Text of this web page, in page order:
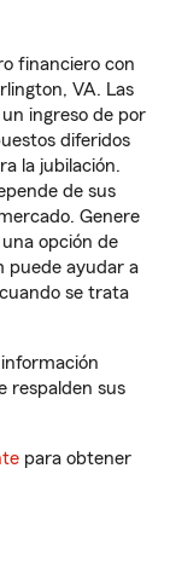
financiero con
VA. Las
ingreso de por
diferidos
la jubilación.
de sus
Genere
opción de
puede ayudar a
se trata
respalden sus
para obtener